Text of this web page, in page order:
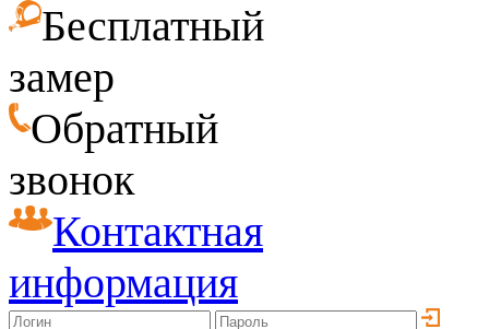
Бесплатный
замер
Обратный
звонок
Контактная
информация